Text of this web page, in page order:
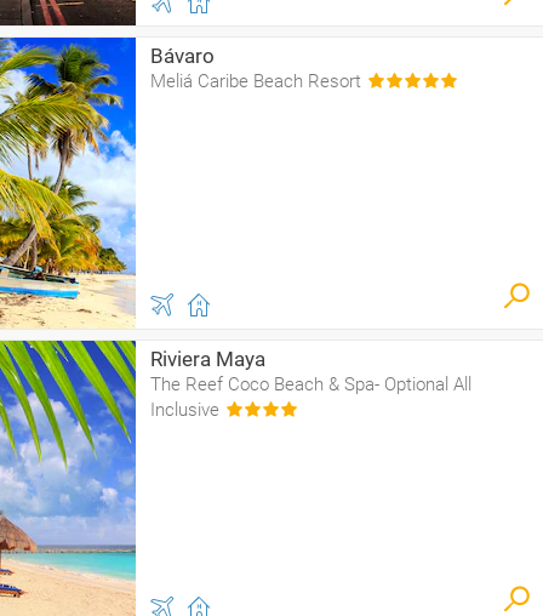
Bávaro
Meliá Caribe Beach Resort
Riviera Maya
The Reef Coco Beach & Spa- Optional All
Inclusive